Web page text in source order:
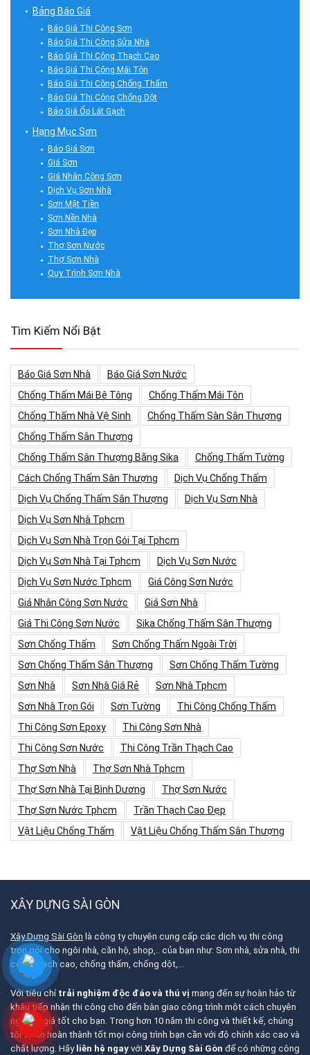
Bảng Báo Giá
Báo Giá Thi Công Sơn
Báo Giá Thi Công Sửa Nhà
Báo Giá Thi Công Thạch Cao
Báo Giá Thi Công Mái Tôn
Báo Giá Thi Công Chống Thấm
Báo Giá Thi Công Chống Dột
Báo Giá Ốp Lát Gạch
Hạng Mục Sơn
Báo Giá Sơn
Giá Sơn
Giá Nhân Công Sơn
Dịch Vụ Sơn Nhà
Sơn Mặt Tiền
Sơn Nền Nhà
Sơn Nhà Đẹp
Thợ Sơn Nước
Thợ Sơn Nhà
Quy Trình Sơn Nhà
Tìm Kiếm Nổi Bật
Báo Giá Sơn Nhà
Báo Giá Sơn Nước
Chống Thấm Mái Bê Tông
Chống Thấm Mái Tôn
Chống Thấm Nhà Vệ Sinh
Chống Thấm Sàn Sân Thượng
Chống Thấm Sân Thượng
Chống Thấm Sân Thượng Bằng Sika
Chống Thấm Tường
Cách Chống Thấm Sân Thượng
Dịch Vụ Chống Thấm
Dịch Vụ Chống Thấm Sân Thượng
Dịch Vụ Sơn Nhà
Dịch Vụ Sơn Nhà Tphcm
Dịch Vụ Sơn Nhà Trọn Gói Tại Tphcm
Dịch Vụ Sơn Nhà Tại Tphcm
Dịch Vụ Sơn Nước
Dịch Vụ Sơn Nước Tphcm
Giá Công Sơn Nước
Giá Nhân Công Sơn Nước
Giá Sơn Nhà
Giá Thi Công Sơn Nước
Sika Chống Thấm Sân Thượng
Sơn Chống Thấm
Sơn Chống Thấm Ngoài Trời
Sơn Chống Thấm Sân Thượng
Sơn Chống Thấm Tường
Sơn Nhà
Sơn Nhà Giá Rẻ
Sơn Nhà Tphcm
Sơn Nhà Trọn Gói
Sơn Tường
Thi Công Chống Thấm
Thi Công Sơn Epoxy
Thi Công Sơn Nhà
Thi Công Sơn Nước
Thi Công Trần Thạch Cao
Thợ Sơn Nhà
Thợ Sơn Nhà Tphcm
Thợ Sơn Nhà Tại Bình Dương
Thợ Sơn Nước
Thợ Sơn Nước Tphcm
Trần Thạch Cao Đẹp
Vật Liệu Chống Thấm
Vật Liệu Chống Thấm Sân Thượng
XÂY DỰNG SÀI GÒN
Xây Dựng Sài Gòn là công ty chuyên cung cấp các dịch vụ thi công
trọn gói cho ngôi nhà, căn hộ, shop,.. của bạn như: Sơn nhà, sửa nhà, thi
công thạch cao, chống thấm, chống dột,…
Với tiêu chí trải nghiệm độc đáo và thú vị mang đến sự hoàn hảo từ
khâu tiếp nhận thi công cho đến bàn giao công trình một cách chuyên
nghiệp, giá tốt cho bạn. Trong hơn 10 năm thi công và thiết kế, chúng
tôi tự tin hoàn thành tốt mọi công trình bạn cần với độ chính xác cao và
chất lượng. Hãy liên hệ ngay với Xây Dựng Sài Gòn để có những công